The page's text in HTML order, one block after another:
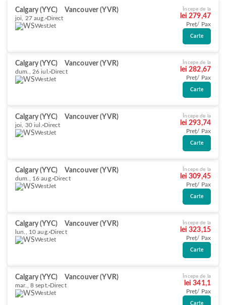
Calgary (YYC) Vancouver (YVR)
joi, 27 aug. Direct
WestJet
Începe de la
lei 279,47
Preț/ Pax
Carte
Calgary (YYC) Vancouver (YVR)
dum., 26 iul.
Direct
WestJet
Începe de la
lei 282,67
Preț/ Pax
Carte
Calgary (YYC) Vancouver (YVR)
joi, 30 iul.
Direct
WestJet
Începe de la
lei 293,74
Preț/ Pax
Carte
Calgary (YYC) Vancouver (YVR)
dum., 16 aug. Direct
WestJet
Începe de la
lei 309,45
Preț/ Pax
Carte
Calgary (YYC) Vancouver (YVR)
lun., 10 aug. Direct
WestJet
Începe de la
lei 323,15
Preț/ Pax
Carte
Calgary (YYC) Vancouver (YVR)
mar., 8 sept. Direct
WestJet
Începe de la
lei 341,1
Preț/ Pax
Carte